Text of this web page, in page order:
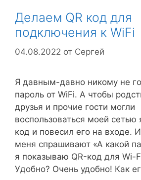
Делаем QR код для
подключения к WiFi
04.08.2022 от Сергей
Я давным-давно никому не
пароль от WiFi. А чтобы
друзья и прочие гости могли
воспользоваться моей сетью
код и повесил его на входе.
меня спрашивают «А какой
я показываю QR-код для Wi-
Удобно? Очень удобно! Как